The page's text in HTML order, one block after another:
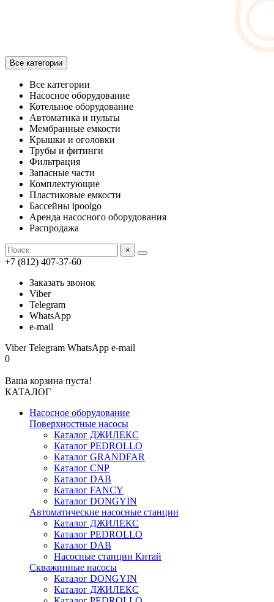
Все категории
Все категории
Насосное оборудование
Котельное оборудование
Автоматика и пульты
Мембранные емкости
Крышки и оголовки
Трубы и фитинги
Фильтрация
Запасные части
Комплектующие
Пластиковые емкости
Бассейны ipoolgo
Аренда насосного оборудования
Распродажа
×
+7 (812) 407-37-60
Заказать звонок
Viber
Telegram
WhatsApp
e-mail
ViberTelegram WhatsApp e-mail
0
Ваша корзина пуста!
КАТАЛОГ
Насосное оборудование
Поверхностные насосы
Каталог ДЖИЛЕКС
Каталог PEDROLLO
Каталог GRANDFAR
Каталог CNP
Каталог DAB
Каталог FANCY
Каталог DONGYIN
Автоматические насосные станции
Каталог ДЖИЛЕКС
Каталог PEDROLLO
Каталог DAB
Насосные станции Китай
Скважинные насосы
Каталог DONGYIN
Каталог ДЖИЛЕКС